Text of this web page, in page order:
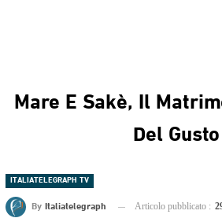
Mare E Sakè, Il
Del Gusto
ITALIATELEGRAPH TV
By Italiatelegraph Articolo pubblicato :